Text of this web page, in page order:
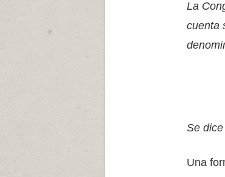
La
cuenta
Se
Una